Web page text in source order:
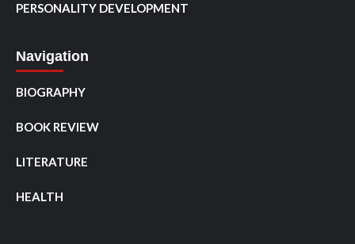
PERSONALITY DEVELOPMENT
Navigation
BIOGRAPHY
BOOK REVIEW
LITERATURE
HEALTH